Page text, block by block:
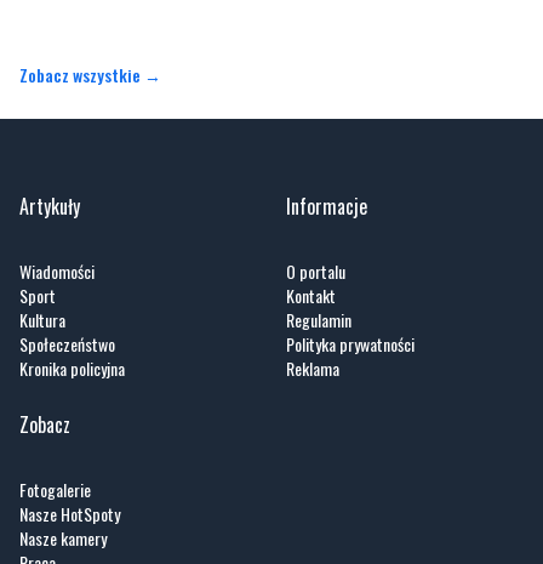
Artykuły
Wiadomości
Sport
Społeczeństwo
Informacje
O portalu
Kontakt
Zobacz